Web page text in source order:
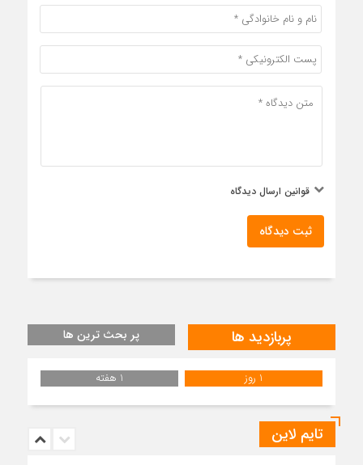
قوانین ارسال دیدگاه
ثبت دیدگاه
پربازدید ها پر بحث ترین ها
1 روز 1 هفته
تایم لاین